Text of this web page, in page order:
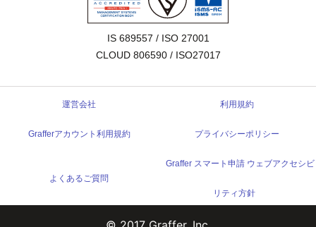
IS 689557 / ISO 27001
CLOUD 806590 / ISO27017
運営会社 利用規約
Grafferアカウント利用規約 プライバシーポリシー
よくあるご質問
Graffer スマート申請 ウェブアクセシビ
リティ方針